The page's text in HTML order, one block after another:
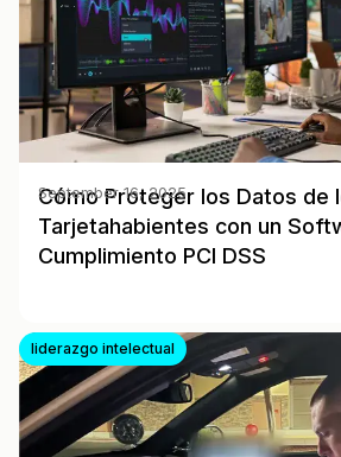
Cómo Proteger los Datos de
Tarjetahabientes con un
Cumplimiento PCI DSS
September 16, 2025
liderazgo intelectual